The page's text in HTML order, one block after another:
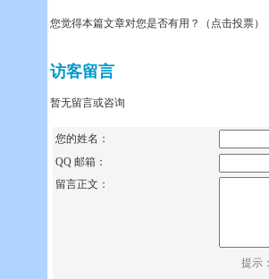
您觉得本篇文章对您是否有用？（点击投票）
访客留言
暂无留言或咨询
您的姓名：
QQ 邮箱：
留言正文：
提示